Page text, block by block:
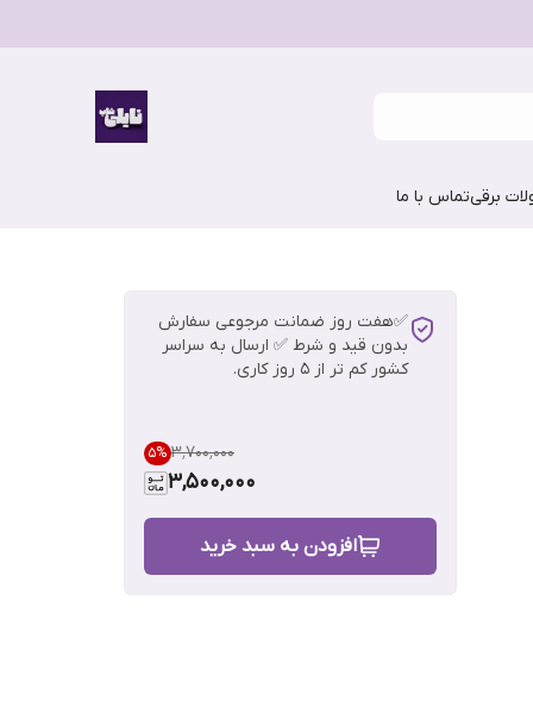
برقیتماس با ما
✅هفت روز ضمانت مرجوعی سفارش
بدون قید و شرط ✅ ارسال به سراسر
کشور کم تر از 5 روز کاری.
۳٬۷۰۰٬۰۰۰ 5%
3,500,000
افزودن به سبد خرید